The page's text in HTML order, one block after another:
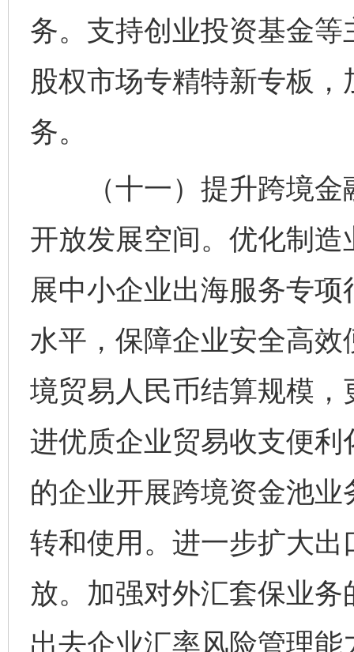
务。支持创业投资基金
股权市场专精特新专板
务。
（十一）提升跨境金
开放发展空间。优化制
展中小企业出海服务专
水平，保障企业安全高
境贸易人民币结算规模
进优质企业贸易收支便
的企业开展跨境资金池
转和使用。进一步扩大
放。加强对外汇套保业
出去企业汇率风险管理